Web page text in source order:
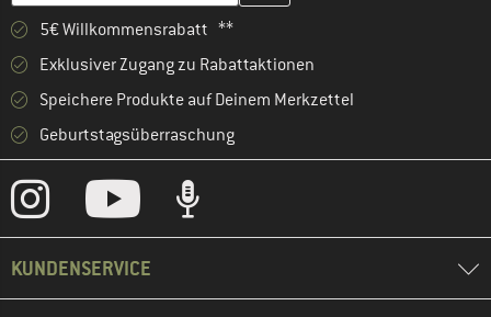
5€ Willkommensrabatt **
Exklusiver Zugang zu Rabattaktionen
Speichere Produkte auf Deinem Merkzettel
Geburtstagsüberraschung
KUNDENSERVICE